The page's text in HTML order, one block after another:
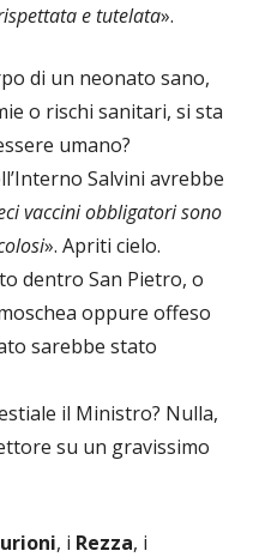
e tutelata».
di un neonato sano,
o rischi sanitari, si sta
umano?
Salvini avrebbe
vaccini obbligatori sono
». Apriti cielo.
dentro San Pietro, o
oppure offeso
sarebbe stato
il Ministro? Nulla,
su un gravissimo
, i Rezza, i